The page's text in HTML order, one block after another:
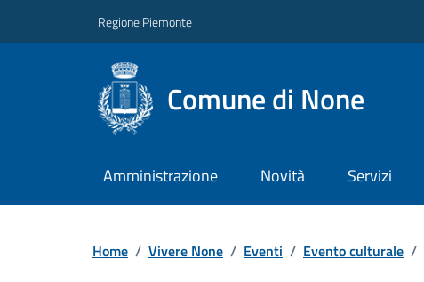
Regione Piemonte
Comune di None
Amministrazione Novità Servizi
Home / Vivere None / Eventi / Evento culturale /